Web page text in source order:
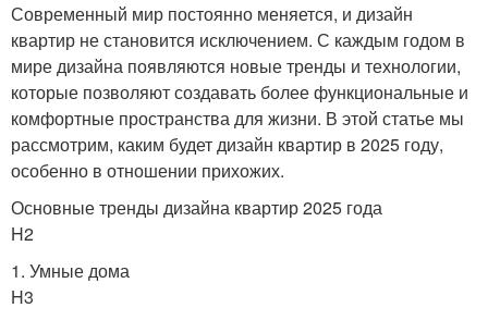
Современный мир постоянно меняется, и дизайн
квартир не становится исключением. С каждым годом в
мире дизайна появляются новые тренды и технологии,
которые позволяют создавать более функциональные и
комфортные пространства для жизни. В этой статье мы
рассмотрим, каким будет дизайн квартир в 2025 году,
особенно в отношении прихожих.
Основные тренды дизайна квартир 2025 года
H2
1. Умные дома
H3